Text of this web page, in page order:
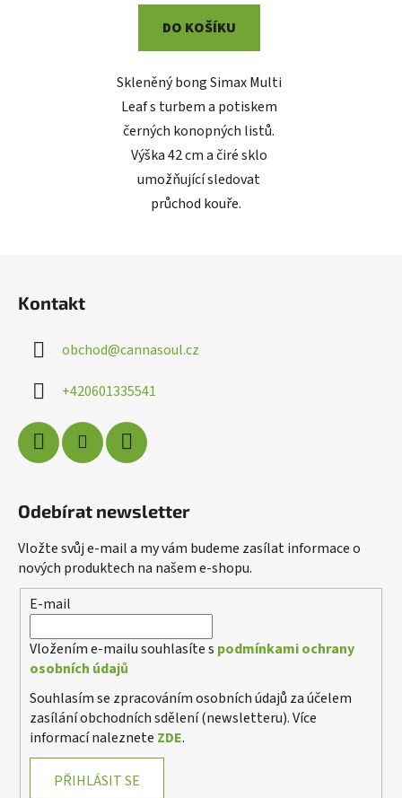
DO KOŠÍKU
Skleněný bong Simax Multi
Leaf s turbem a potiskem
černých konopných listů.
Výška 42 cm a čiré sklo
umožňující sledovat
průchod kouře.
Kontakt
obchod@cannasoul.cz
+420601335541
Odebírat newsletter
Vložte svůj e-mail a my vám budeme zasílat informace o
nových produktech na našem e-shopu.
E-mail
Vložením e-mailu souhlasíte s podmínkami ochrany
osobních údajů
Souhlasím se zpracováním osobních údajů za účelem
zasílání obchodních sdělení (newsletteru). Více
informací naleznete ZDE.
PŘIHLÁSIT SE
Powered by chaterimo